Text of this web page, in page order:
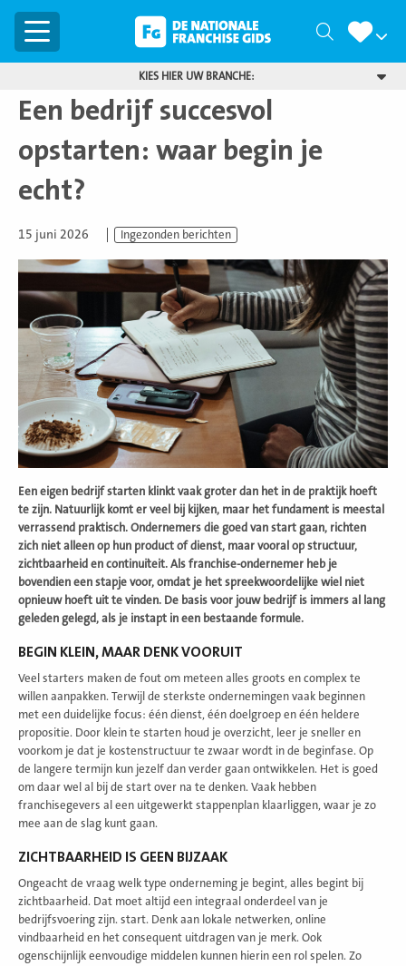
Menu Zoeken
KIES HIER UW BRANCHE:
Een bedrijf succesvol
opstarten: waar begin je
echt?
15 juni 2026 Ingezonden berichten
Een eigen bedrijf starten klinkt vaak groter dan het in de praktijk hoeft
te zijn. Natuurlijk komt er veel bij kijken, maar het fundament is meestal
verrassend praktisch. Ondernemers die goed van start gaan, richten
zich niet alleen op hun product of dienst, maar vooral op structuur,
zichtbaarheid en continuïteit. Als franchise-ondernemer heb je
bovendien een stapje voor, omdat je het spreekwoordelijke wiel niet
opnieuw hoeft uit te vinden. De basis voor jouw bedrijf is immers al lang
geleden gelegd, als je instapt in een bestaande formule.
BEGIN KLEIN, MAAR DENK VOORUIT
Veel starters maken de fout om meteen alles groots en complex te
willen aanpakken. Terwijl de sterkste ondernemingen vaak beginnen
met een duidelijke focus: één dienst, één doelgroep en één heldere
propositie. Door klein te starten houd je overzicht, leer je sneller en
voorkom je dat je kostenstructuur te zwaar wordt in de beginfase. Op
de langere termijn kun jezelf dan verder gaan ontwikkelen. Het is goed
om daar wel al bij de start over na te denken. Vaak hebben
franchisegevers al een uitgewerkt stappenplan klaarliggen, waar je zo
mee aan de slag kunt gaan.
ZICHTBAARHEID IS GEEN BIJZAAK
Ongeacht de vraag welk type onderneming je begint, alles begint bij
zichtbaarheid. Dat moet altijd een integraal onderdeel van je
bedrijfsvoering zijn. start. Denk aan lokale netwerken, online
vindbaarheid en het consequent uitdragen van je merk. Ook
ogenschijnlijk eenvoudige middelen kunnen hierin een rol spelen. Zo